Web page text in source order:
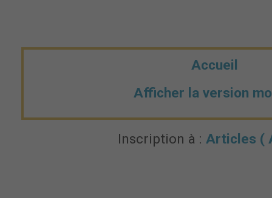
Accueil
Afficher la version
Inscription à :Articles (